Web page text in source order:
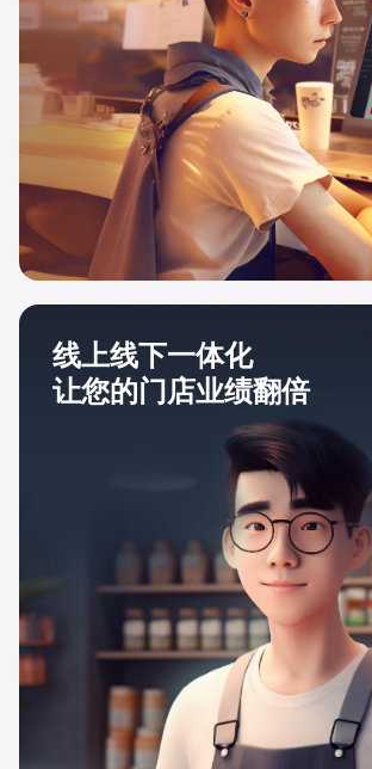
线上线下一体化
让您的门店业绩翻倍